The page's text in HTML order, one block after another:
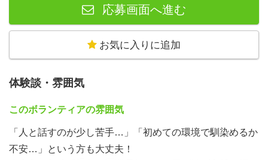
応募画面へ進む
お気に入りに追加
体験談・雰囲気
このボランティアの雰囲気
「人と話すのが少し苦手…」「初めての環境で馴染めるか
不安…」という方も大丈夫！